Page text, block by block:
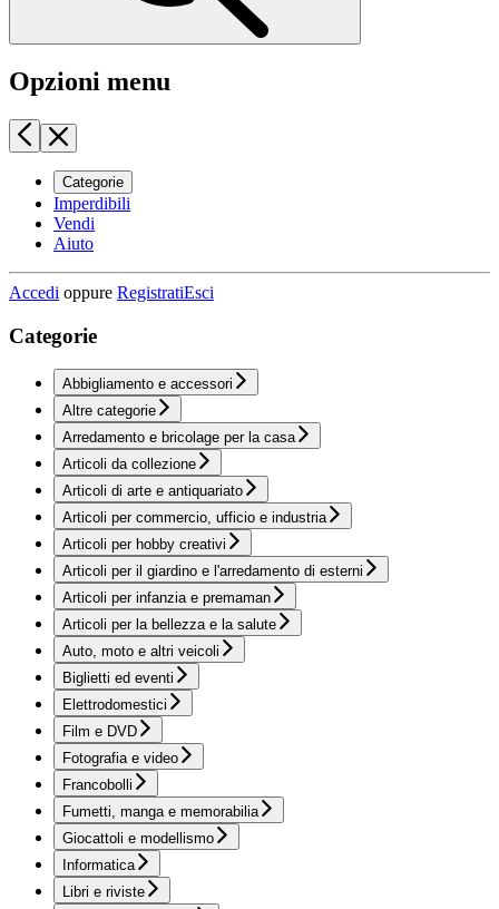
Opzioni menu
Categorie
Imperdibili
Vendi
Aiuto
Accedi oppure RegistratiEsci
Categorie
Abbigliamento e accessori
Altre categorie
Arredamento e bricolage per la casa
Articoli da collezione
Articoli di arte e antiquariato
Articoli per commercio, ufficio e industria
Articoli per hobby creativi
Articoli per il giardino e l'arredamento di esterni
Articoli per infanzia e premaman
Articoli per la bellezza e la salute
Auto, moto e altri veicoli
Biglietti ed eventi
Elettrodomestici
Film e DVD
Fotografia e video
Francobolli
Fumetti, manga e memorabilia
Giocattoli e modellismo
Informatica
Libri e riviste